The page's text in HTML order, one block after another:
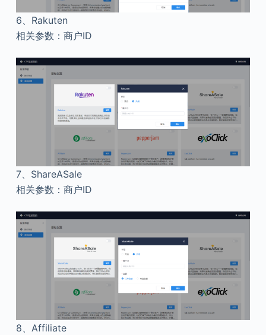
6、 Rakuten
相关参数：商户ID
7、 ShareASale
相关参数：商户ID
8、 Affiliate